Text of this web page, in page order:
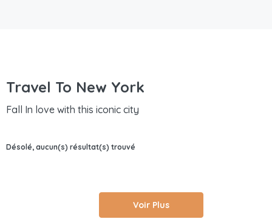
Travel To New York
Fall In love with this iconic city
Désolé, aucun(s) résultat(s) trouvé
Voir Plus